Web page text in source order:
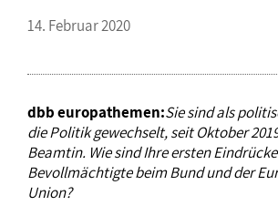
14. Februar 2020
dbb europathemen:Sie sind als
die Politik gewechselt, seit Oktober
Beamtin. Wie sind Ihre ersten
Bevollmächtigte beim Bund und der
Union?